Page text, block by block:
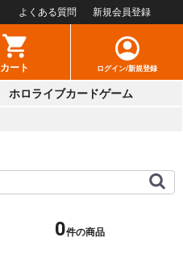
よくある質問 新規会員登録
カート ログイン/新規登録
ホロライブカードゲーム
0件の商品